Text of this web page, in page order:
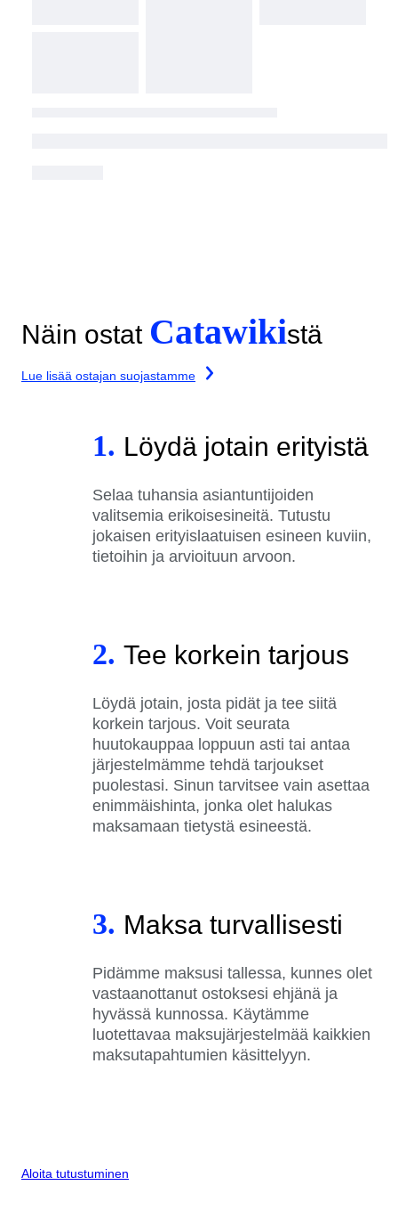
Näin ostat Catawikistä
Lue lisää ostajan suojastamme
1. Löydä jotain erityistä
Selaa tuhansia asiantuntijoiden
valitsemia erikoisesineitä. Tutustu
jokaisen erityislaatuisen esineen kuviin,
tietoihin ja arvioituun arvoon.
2. Tee korkein tarjous
Löydä jotain, josta pidät ja tee siitä
korkein tarjous. Voit seurata
huutokauppaa loppuun asti tai antaa
järjestelmämme tehdä tarjoukset
puolestasi. Sinun tarvitsee vain asettaa
enimmäishinta, jonka olet halukas
maksamaan tietystä esineestä.
3. Maksa turvallisesti
Pidämme maksusi tallessa, kunnes olet
vastaanottanut ostoksesi ehjänä ja
hyvässä kunnossa. Käytämme
luotettavaa maksujärjestelmää kaikkien
maksutapahtumien käsittelyyn.
Aloita tutustuminen